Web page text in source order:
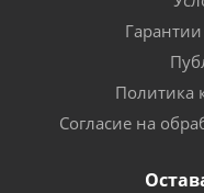
Политика
Согласие на